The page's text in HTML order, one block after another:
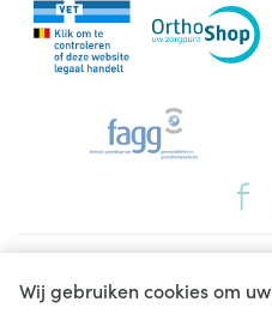
Wij gebruiken cookies om
Juridische links